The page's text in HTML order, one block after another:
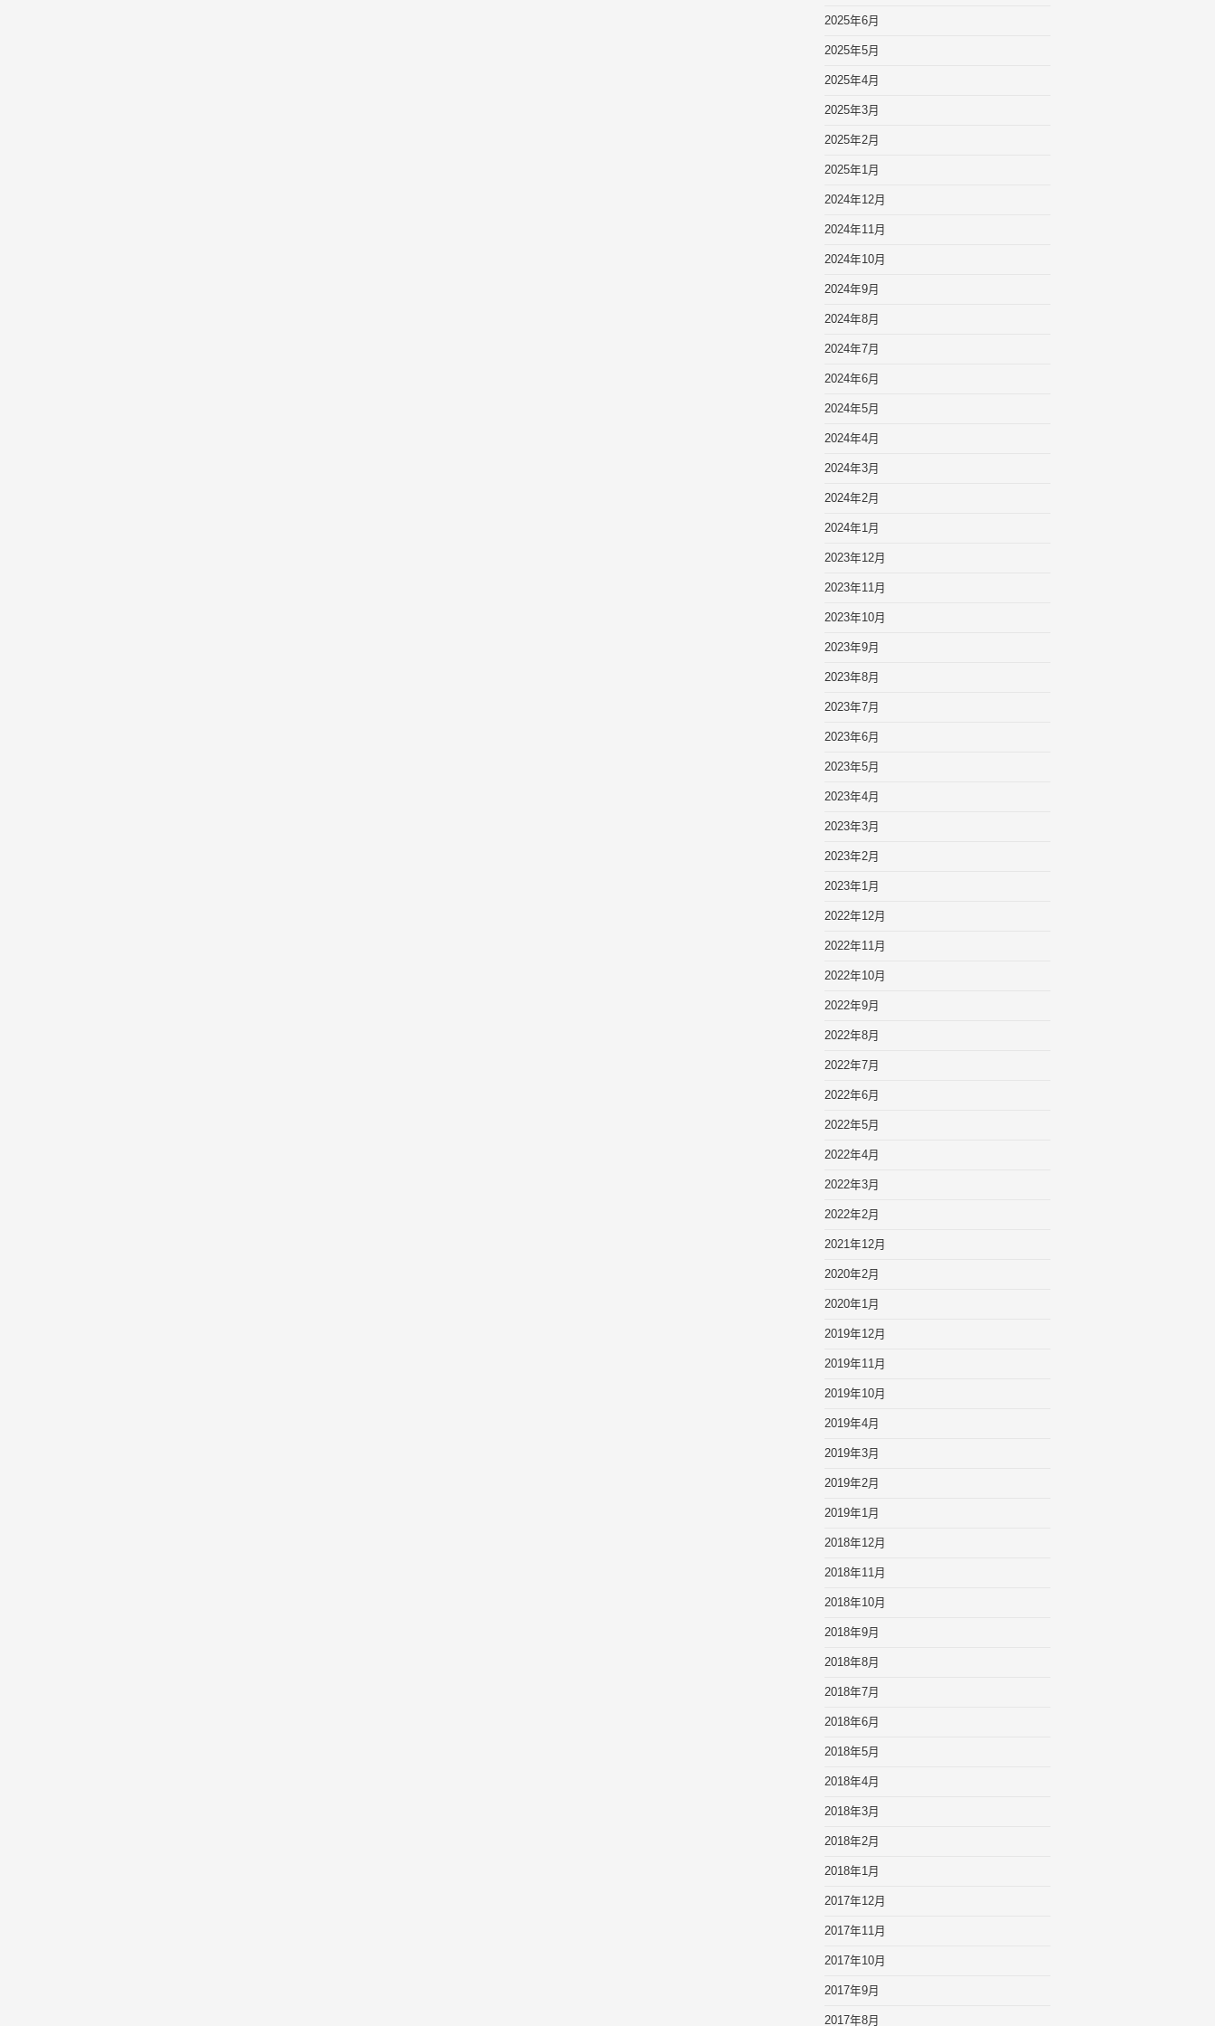
2025年6月
2025年5月
2025年4月
2025年3月
2025年2月
2025年1月
2024年12月
2024年11月
2024年10月
2024年9月
2024年8月
2024年7月
2024年6月
2024年5月
2024年4月
2024年3月
2024年2月
2024年1月
2023年12月
2023年11月
2023年10月
2023年9月
2023年8月
2023年7月
2023年6月
2023年5月
2023年4月
2023年3月
2023年2月
2023年1月
2022年12月
2022年11月
2022年10月
2022年9月
2022年8月
2022年7月
2022年6月
2022年5月
2022年4月
2022年3月
2022年2月
2021年12月
2020年2月
2020年1月
2019年12月
2019年11月
2019年10月
2019年4月
2019年3月
2019年2月
2019年1月
2018年12月
2018年11月
2018年10月
2018年9月
2018年8月
2018年7月
2018年6月
2018年5月
2018年4月
2018年3月
2018年2月
2018年1月
2017年12月
2017年11月
2017年10月
2017年9月
2017年8月